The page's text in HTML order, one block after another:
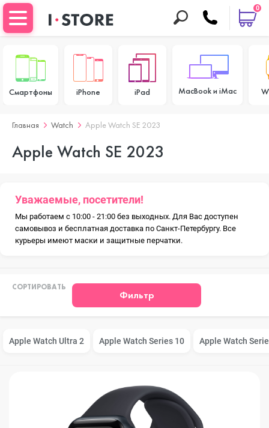
0
Смартфоны iPhone iPad MacBook и iMac
Главная Watch Apple Watch SE 2023
Apple Watch SE 2023
Уважаемые, посетители!
Мы работаем с 10:00 - 21:00 без выходных. Для Вас доступен
самовывоз и бесплатная доставка по Санкт-Петербургу. Все
курьеры имеют маски и защитные перчатки.
Apple Watch Ultra 2 Apple Watch Series 10 Apple Watch
СОРТИРОВАТЬ
Фильтр